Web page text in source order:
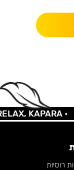
KAPARA •
רוסיות